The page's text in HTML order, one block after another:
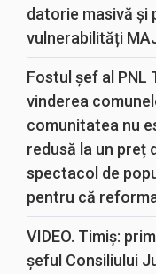
datorie masivă și
vulnerabilități
Fostul șef al PNL
vinderea
comunitatea nu
redusă la un preț
spectacol de
pentru că
VIDEO. Timiș:
șeful Consiliului